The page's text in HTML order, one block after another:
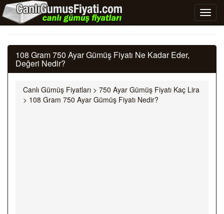
108 Gram 750 Ayar Gümüş Fiyatı Ne Kadar Eder,
Değeri Nedir?
Canlı Gümüş Fiyatları > 750 Ayar Gümüş Fiyatı Kaç Lira
> 108 Gram 750 Ayar Gümüş Fiyatı Nedir?